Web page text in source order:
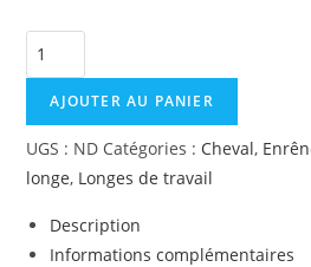
quantité
de
Longe
éthologique
NORTON
3.7
m
AJOUTER AU PANIER
UGS : ND Catégories : Cheval,
longe, Longes de travail
Description
Informations complémentaires